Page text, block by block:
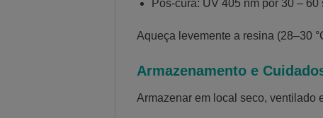
Pós-cura: UV 405 nm por 30 – 60
Aqueça levemente a resina (28–30
Armazenamento e
Armazenar em local seco, ventilado